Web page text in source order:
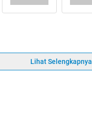
Lihat Selengkapnya